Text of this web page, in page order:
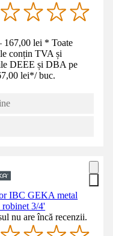
lei * Toate
conțin TVA și
DEEE și DBA pe
lei*/ buc.
IBC GEKA metal
robinet 3/4'
nu are încă recenzii.